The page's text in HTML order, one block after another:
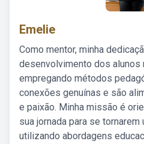
Emelie
Como mentor, minha
desenvolvimento dos alunos
empregando métodos
conexões genuínas e são
e paixão. Minha missão é
sua jornada para se tornarem
utilizando abordagens